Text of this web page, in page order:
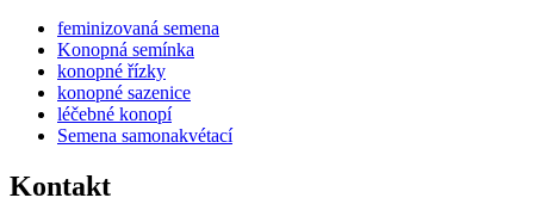
feminizovaná semena
Konopná semínka
konopné řízky
konopné sazenice
léčebné konopí
Semena samonakvétací
Kontakt